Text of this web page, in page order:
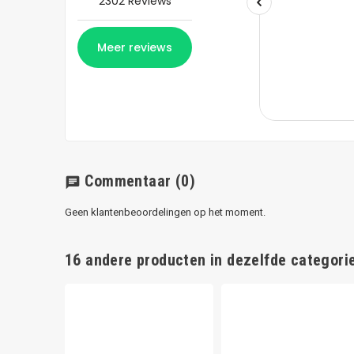
chat Commentaar (0)
Geen klantenbeoordelingen op het moment.
16 andere producten in dezelfde